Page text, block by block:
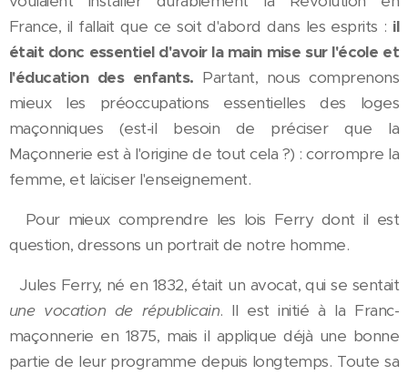
France, il fallait que ce soit d'abord dans les esprits : il
était donc essentiel d'avoir la main mise sur l'école et
l'éducation des enfants. Partant, nous comprenons
mieux les préoccupations essentielles des loges
maçonniques (est-il besoin de préciser que la
Maçonnerie est à l'origine de tout cela ?) : corrompre la
femme, et laïciser l'enseignement.
Pour mieux comprendre les lois Ferry dont il est
question, dressons un portrait de notre homme.
Jules Ferry, né en 1832, était un avocat, qui se sentait
une vocation de républicain. Il est initié à la Franc-
maçonnerie en 1875, mais il applique déjà une bonne
partie de leur programme depuis longtemps. Toute sa